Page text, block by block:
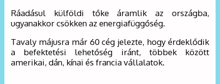
Ráadásul külföldi tőke áramlik az országba,
ugyanakkor csökken az energiafüggőség.
Tavaly májusra már 60 cég jelezte, hogy érdeklődik
a befektetési lehetőség iránt, többek között
amerikai, dán, kínai és francia vállalatok.